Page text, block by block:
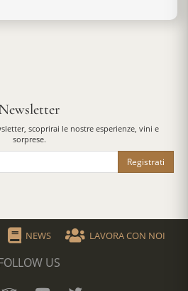
Newsletter
scoprirai le nostre esperienze, vini e
sorprese.
Registrati
NEWS LAVORA CON NOI
US